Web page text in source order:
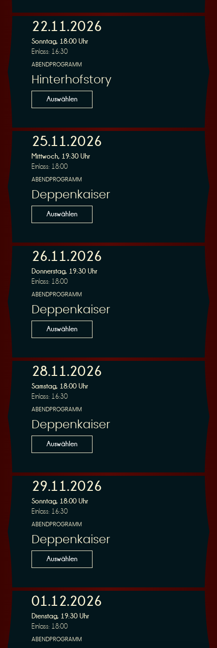
n
g
22.11.2026
Sonntag, 18:00 Uhr
Einlass: 16:30
ABENDPROGRAMM
Hinterhofstory
Auswählen
25.11.2026
Mittwoch, 19:30 Uhr
Einlass: 18:00
ABENDPROGRAMM
Deppenkaiser
Auswählen
26.11.2026
Donnerstag, 19:30 Uhr
Einlass: 18:00
ABENDPROGRAMM
Deppenkaiser
Auswählen
28.11.2026
Samstag, 18:00 Uhr
Einlass: 16:30
ABENDPROGRAMM
Deppenkaiser
Auswählen
29.11.2026
Sonntag, 18:00 Uhr
Einlass: 16:30
ABENDPROGRAMM
Deppenkaiser
Auswählen
01.12.2026
Dienstag, 19:30 Uhr
Einlass: 18:00
ABENDPROGRAMM